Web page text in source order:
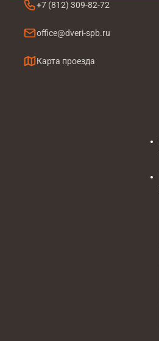
+7 (812) 309-82-72
office@dveri-spb.ru
Карта проезда